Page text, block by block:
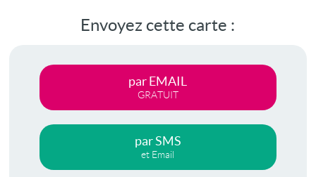
vidéo
Envoyez cette carte :
par EMAIL
GRATUIT
par SMS
et Email